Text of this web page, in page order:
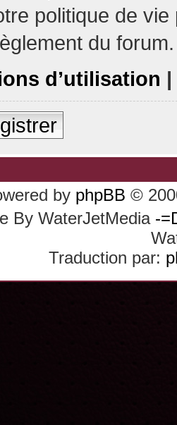
politique de
du forum.
d’utilisation |
by phpBB ©
By WaterJetMedia -
Traduction par: